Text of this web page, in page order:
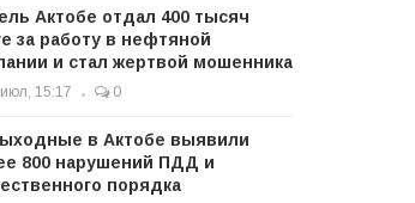
Актобе отдал 400 тысяч
за работу в нефтяной
и стал жертвой мошенника
15:17 0
в Актобе выявили
800 нарушений ПДД и
порядка